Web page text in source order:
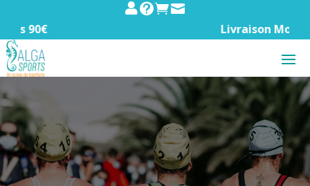

Livraison Mondial Relay